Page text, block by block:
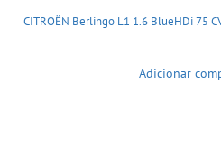
CITROËN Berlingo L1 1.6 BlueHDi 75
Adicionar